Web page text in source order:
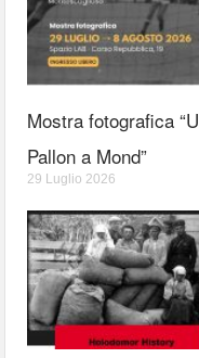
Mostra fotografica “U
Pallon a Mond”
29 Luglio 2026